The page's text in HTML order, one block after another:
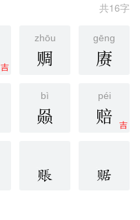
共16字
吉
zhōu
赒
gēng
赓
bì
赑
péi
吉
赔